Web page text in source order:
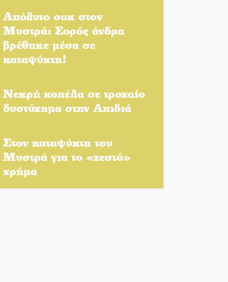
Ελεωνόρας Ζουγανέλη το
Σαϊνοπούλειο
Πλούσιο πολιτιστικό
Χασισοφυτεία στην
Μπαρόκ μελωδίες κάτω
Απόλυτο σοκ στον
Μυστρά: Σορός άνδρα
βρέθηκε μέσα σε
καταψύκτη!
Νεκρή κοπέλα σε τροχαίο
δυστύχημα στην Απιδιά
Στον καταψύκτη του
Μυστρά για το «ζεστό»
χρήμα